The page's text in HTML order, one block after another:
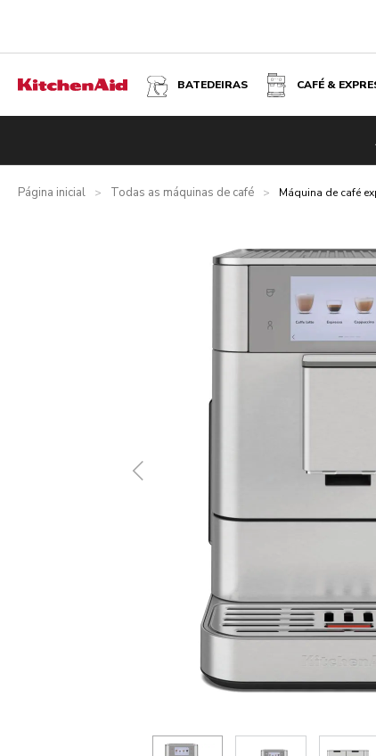
BATEDEIRAS CAFÉ &
Página inicial > Todas as máquinas de café > Máquina de café